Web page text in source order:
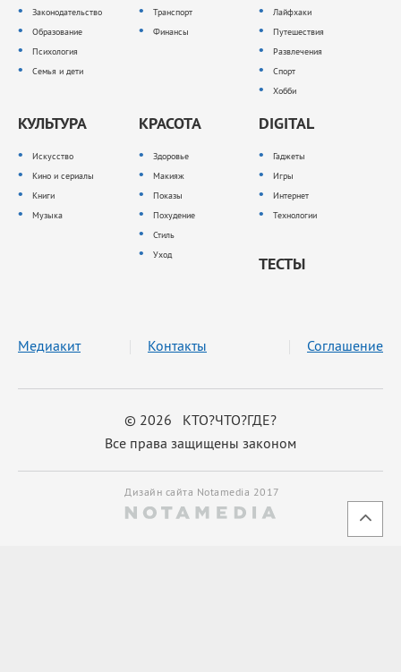
Законодательство
Образование
Психология
Семья и дети
Транспорт
Финансы
Лайфхаки
Путешествия
Развлечения
Спорт
Хобби
КУЛЬТУРА
Искусство
Кино и сериалы
Книги
Музыка
КРАСОТА
Здоровье
Макияж
Показы
Похудение
Стиль
Уход
DIGITAL
Гаджеты
Игры
Интернет
Технологии
ТЕСТЫ
© 2026 КТО?ЧТО?ГДЕ?
Все права защищены законом
Медиакит Контакты Соглашение
Дизайн сайта Notamedia 2017